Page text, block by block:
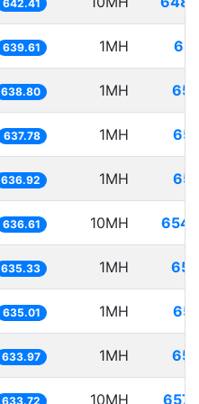
642.41
639.61 1MH
638.80 1MH
637.78 1MH
636.92 1MH
636.61 10MH
635.33 1MH
635.01 1MH
633.97 1MH
633.72 10MH